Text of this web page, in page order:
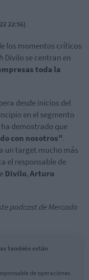
22:56)
los momentos críticos
Divilo se centran en
toda la
desde inicios del
en el segmento
demostrado que
con nosotros".
un target mucho más
el responsable de
Divilo,Arturo
podcast de Mercado
también están
de operaciones